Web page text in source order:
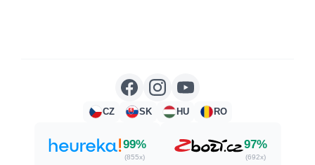
CZ SK HU RO
99%
(855x)
97%
(692x)